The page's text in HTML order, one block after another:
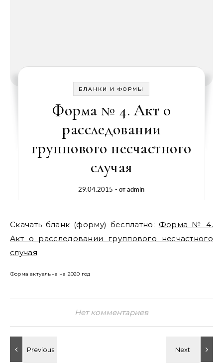
БЛАНКИ И ФОРМЫ
Форма № 4. Акт о
расследовании
группового несчастного
случая
29.04.2015 - отadmin
Скачать бланк (форму) бесплатно: Форма № 4.
Акт о расследовании группового несчастного
случая
Форма актуальна на 2020 год
Нет комментариев